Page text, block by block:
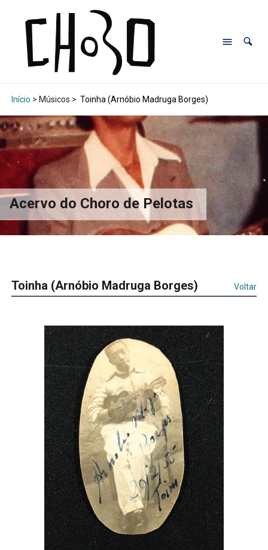
Início > Músicos > Toinha (Arnóbio Madruga Borges)
Acervo do Choro de Pelotas
Toinha (Arnóbio Madruga Borges) Voltar